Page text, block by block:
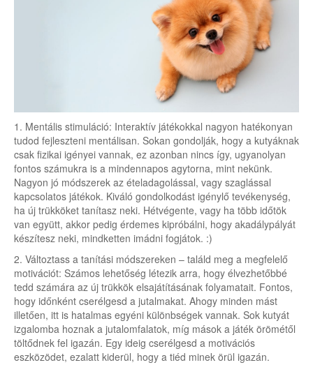
1. Mentális stimuláció: Interaktív játékokkal nagyon hatékonyan
tudod fejleszteni mentálisan. Sokan gondolják, hogy a kutyáknak
csak fizikai igényei vannak, ez azonban nincs így, ugyanolyan
fontos számukra is a mindennapos agytorna, mint nekünk.
Nagyon jó módszerek az ételadagolással, vagy szaglással
kapcsolatos játékok. Kiváló gondolkodást igénylő tevékenység,
ha új trükköket tanítasz neki. Hétvégente, vagy ha több időtök
van együtt, akkor pedig érdemes kipróbálni, hogy akadálypályát
készítesz neki, mindketten imádni fogjátok. :)
2. Változtass a tanítási módszereken – találd meg a megfelelő
motivációt: Számos lehetőség létezik arra, hogy élvezhetőbbé
tedd számára az új trükkök elsajátításának folyamatait. Fontos,
hogy időnként cserélgesd a jutalmakat. Ahogy minden mást
illetően, itt is hatalmas egyéni különbségek vannak. Sok kutyát
izgalomba hoznak a jutalomfalatok, míg mások a játék örömétől
töltődnek fel igazán. Egy ideig cserélgesd a motivációs
eszközödet, ezalatt kiderül, hogy a tiéd minek örül igazán.